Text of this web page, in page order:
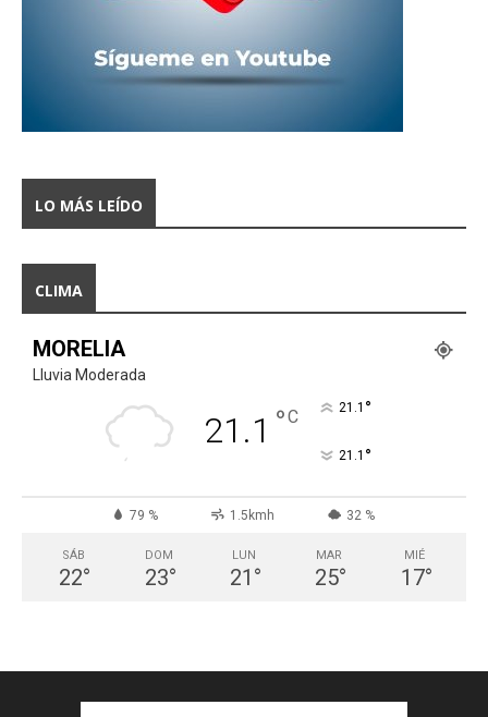
LO MÁS LEÍDO
CLIMA
MORELIA
Lluvia Moderada
21.1 °C 21.1 °
21.1 °
79 % 1.5kmh 32 %
SÁB
22°
DOM
23°
LUN
21 °
MAR
25°
MIÉ
17°